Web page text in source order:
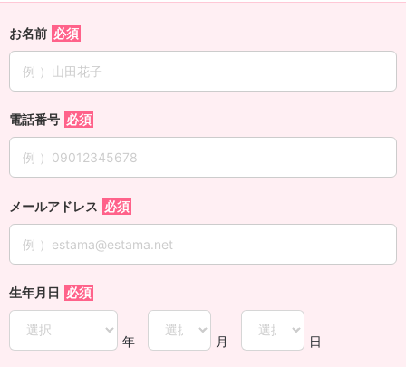
お名前
電話番号
メールアドレス
生年月日
年 月 日